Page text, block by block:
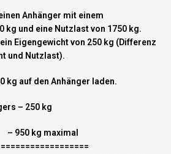
Anhänger mit einem
kg und eine Nutzlast von 1750 kg.
Eigengewicht von 250 kg (Differenz
und Nutzlast).
kg auf den Anhänger laden.
– 250 kg
kg maximal